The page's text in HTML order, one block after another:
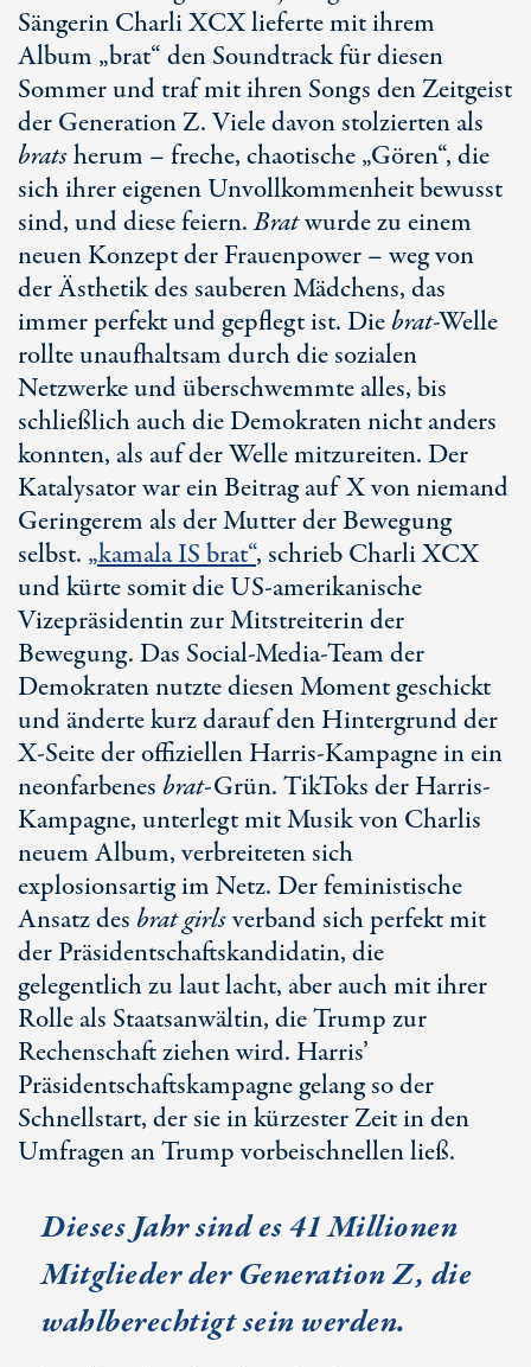
SängerinCharli XCXlieferte mit ihrem
Album „brat“ den Soundtrack für diesen
Sommer und traf mit ihren Songs den Zeitgeist
derGeneration Z. Viele davon stolzierten als
bratsherum – freche, chaotische „Gören“, die
sich ihrer eigenen Unvollkommenheit bewusst
sind, und diese feiern.Bratwurde zu einem
neuen Konzept der Frauenpower – weg von
der Ästhetik des sauberen Mädchens, das
immer perfekt und gepflegt ist. Diebrat-Welle
rollte unaufhaltsam durch die sozialen
Netzwerke und überschwemmte alles, bis
schließlich auch die Demokraten nicht anders
konnten, als auf der Welle mitzureiten. Der
Katalysator war ein Beitrag auf X von niemand
Geringerem als der Mutter der Bewegung
selbst. „kamala IS brat“, schriebCharli XCX
und kürte somit dieUS-amerikanische
Vizepräsidentin zur Mitstreiterin der
Bewegung. Das Social-Media-Team der
Demokraten nutzte diesen Moment geschickt
und änderte kurz darauf den Hintergrund der
X-Seiteder offiziellen Harris-Kampagne in ein
neonfarbenes brat-Grün. TikToks der Harris-
Kampagne, unterlegt mit Musik von Charlis
neuem Album, verbreiteten sich
explosionsartig im Netz. Der feministische
Ansatz des brat girlsverband sich perfekt mit
der Präsidentschaftskandidatin, die
gelegentlich zu laut lacht, aber auch mit ihrer
Rolle als Staatsanwältin, die Trump zur
Rechenschaft ziehen wird. Harris’
Präsidentschaftskampagne gelang so der
Schnellstart, der sie in kürzester Zeit in den
Umfragen an Trump vorbeischnellen ließ.
Dieses Jahr sind es41 Millionen
Mitglieder derGeneration Z, die
wahlberechtigt sein werden.